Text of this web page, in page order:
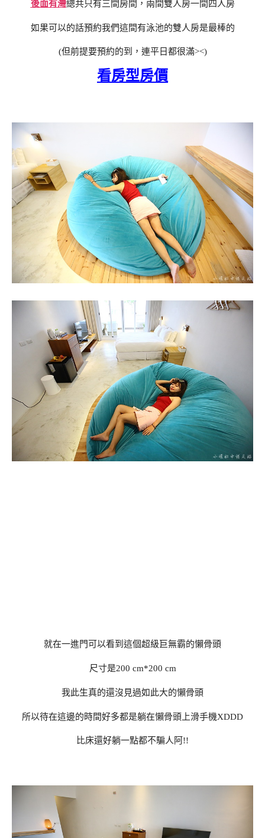
後面有灣總共只有三間房間，兩間雙人房一間四人房
如果可以的話預約我們這間有泳池的雙人房是最棒的
(但前提要預約的到，連平日都很滿><)
看房型房價
就在一進門可以看到這個超級巨無霸的懶骨頭
尺寸是200 cm*200 cm
我此生真的還沒見過如此大的懶骨頭
所以待在這邊的時間好多都是躺在懶骨頭上滑手機XDDD
比床還好躺一點都不騙人阿!!